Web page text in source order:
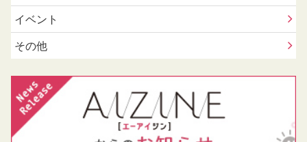
イベント
その他